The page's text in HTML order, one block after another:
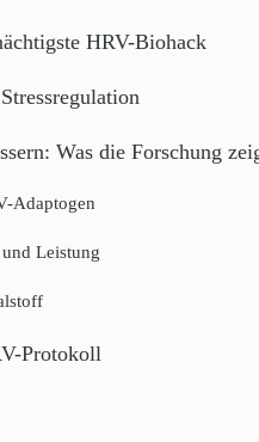
HRV-Biohack
Was die Forschung
Adaptogen
und Leistung
Protokoll